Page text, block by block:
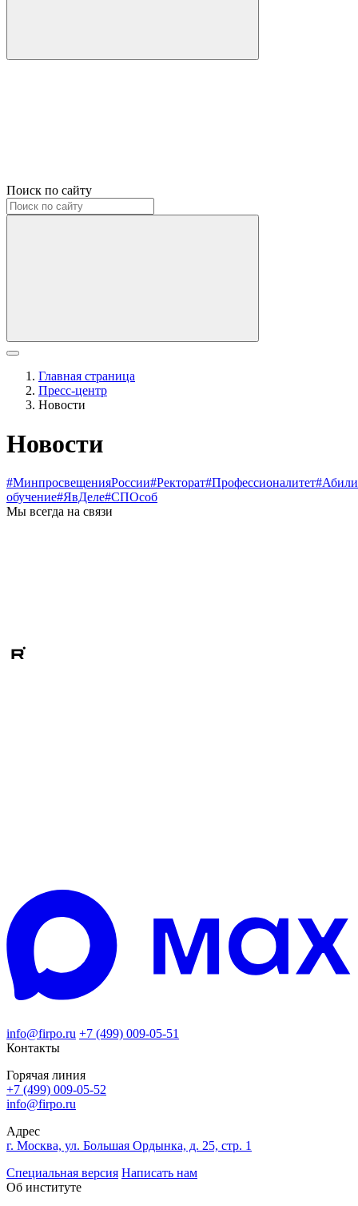
Поиск по сайту
Главная страница
Пресс-центр
Новости
Новости
#МинпросвещенияРоссии#Ректорат#Профессионалитет
обучение#ЯвДеле#СПОсоб
Мы всегда на связи
info@firpo.ru +7 (499) 009-05-51
Контакты
Горячая линия
+7 (499) 009-05-52
info@firpo.ru
Адрес
г. Москва, ул. Большая Ордынка, д. 25, стр. 1
Специальная версия Написать нам
Об институте